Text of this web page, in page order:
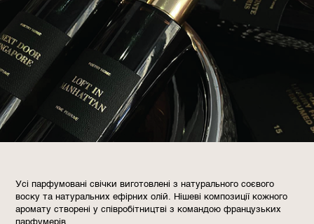
Усі парфумовані свічки виготовлені з натурального соєвого
воску та натуральних ефірних олій. Нішеві композиції кожного
аромату створені у співробітництві з командою французьких
парфумерів.